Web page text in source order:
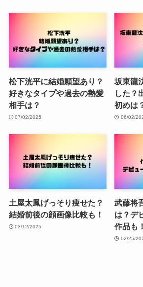
松下洸平に結婚願望あり？
好きなタイプや過去の熱愛
相手は？
07/02/2025
坂東龍
した？
初めは
06/02/
土屋太鳳げっそり痩せた？
結婚前後の顔画像比較も！
03/12/2025
武藤将
は？デ
作品も！
02/25/